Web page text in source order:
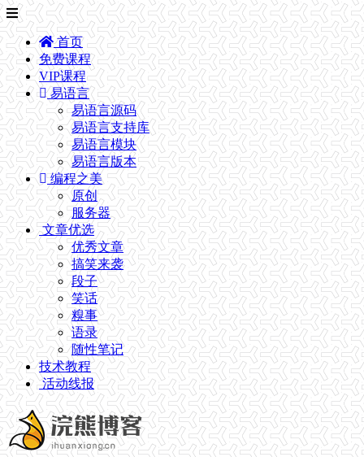
首页
免费课程
VIP课程
易语言
易语言源码
易语言支持库
易语言模块
易语言版本
编程之美
原创
服务器
文章优选
优秀文章
搞笑来袭
段子
笑话
糗事
语录
随性笔记
技术教程
活动线报